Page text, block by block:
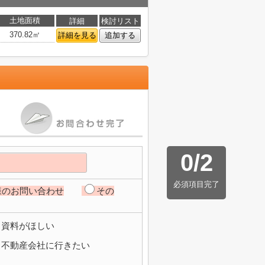
土地面積 詳細
検討リスト
370.82㎡
詳細を見る 追加する
0/2
必須項目完了
お問い合わせ その
資料がほしい
不動産会社に行きたい